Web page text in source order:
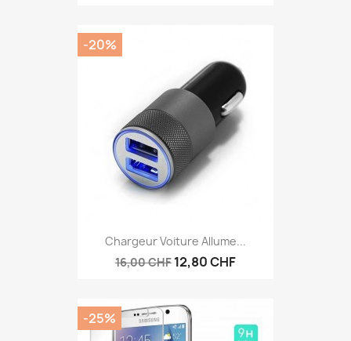
Chargeur Voiture Allume...
16,00 CHF 12,80 CHF
-20%
-25%